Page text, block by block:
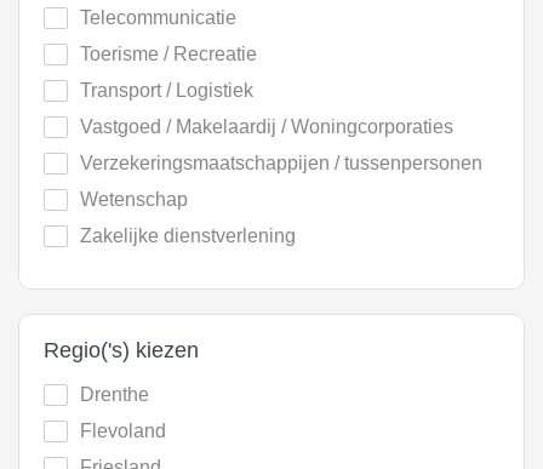
Telecommunicatie
Toerisme / Recreatie
Transport / Logistiek
Vastgoed / Makelaardij / Woningcorporaties
Verzekeringsmaatschappijen / tussenpersonen
Wetenschap
Zakelijke dienstverlening
Regio('s) kiezen
Drenthe
Flevoland